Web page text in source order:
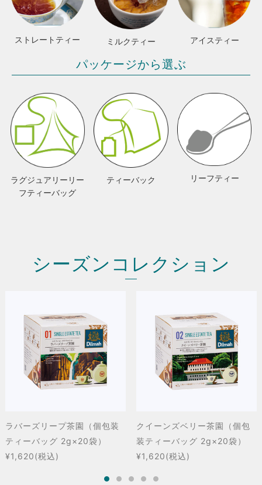
ストレートティー ミルクティー アイスティー
パッケージから選ぶ
ラグジュアリーリー
フティーバッグ
ティーバック リーフティー
シーズンコレクション
ラバーズリープ茶園（個包装
ティーバッグ 2g×20袋）
¥1,620(税込)
クイーンズベリー茶園（個包
装ティーバッグ 2g×20袋）
¥1,620(税込)